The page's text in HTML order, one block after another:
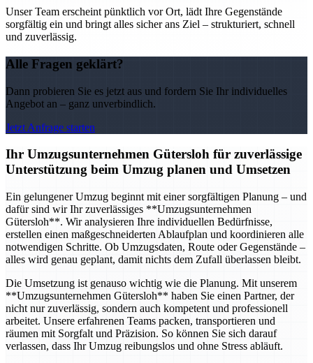
Unser Team erscheint pünktlich vor Ort, lädt Ihre Gegenstände
sorgfältig ein und bringt alles sicher ans Ziel – strukturiert, schnell
und zuverlässig.
Alle Fragen geklärt?
Dann probieren Sie es jetzt aus und fordern Sie Ihr individuelles
Angebot an – ganz unverbindlich.
Jetzt Anfrage starten
Ihr Umzugsunternehmen Gütersloh für zuverlässige
Unterstützung beim Umzug planen und Umsetzen
Ein gelungener Umzug beginnt mit einer sorgfältigen Planung – und
dafür sind wir Ihr zuverlässiges **Umzugsunternehmen
Gütersloh**. Wir analysieren Ihre individuellen Bedürfnisse,
erstellen einen maßgeschneiderten Ablaufplan und koordinieren alle
notwendigen Schritte. Ob Umzugsdaten, Route oder Gegenstände –
alles wird genau geplant, damit nichts dem Zufall überlassen bleibt.
Die Umsetzung ist genauso wichtig wie die Planung. Mit unserem
**Umzugsunternehmen Gütersloh** haben Sie einen Partner, der
nicht nur zuverlässig, sondern auch kompetent und professionell
arbeitet. Unsere erfahrenen Teams packen, transportieren und
räumen mit Sorgfalt und Präzision. So können Sie sich darauf
verlassen, dass Ihr Umzug reibungslos und ohne Stress abläuft.